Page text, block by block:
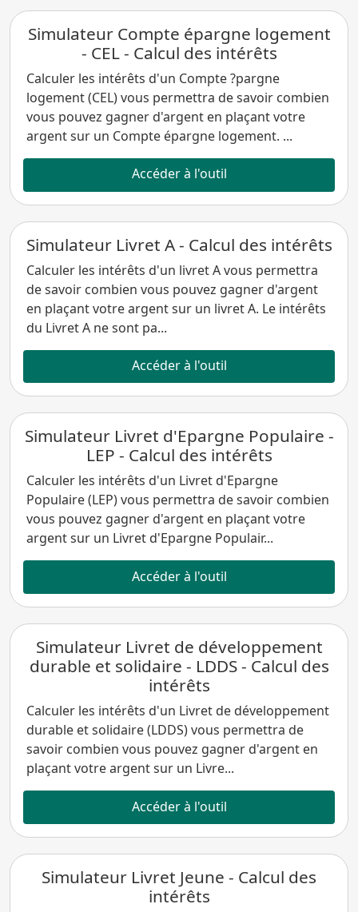
Simulateur Compte épargne logement
- CEL - Calcul des intérêts
Calculer les intérêts d'un Compte ?pargne
logement (CEL) vous permettra de savoir combien
vous pouvez gagner d'argent en plaçant votre
argent sur un Compte épargne logement. ...
Accéder à l'outil
Simulateur Livret A - Calcul des intérêts
Calculer les intérêts d'un livret A vous permettra
de savoir combien vous pouvez gagner d'argent
en plaçant votre argent sur un livret A. Le intérêts
du Livret A ne sont pa...
Accéder à l'outil
Simulateur Livret d'Epargne Populaire -
LEP - Calcul des intérêts
Calculer les intérêts d'un Livret d'Epargne
Populaire (LEP) vous permettra de savoir combien
vous pouvez gagner d'argent en plaçant votre
argent sur un Livret d'Epargne Populair...
Accéder à l'outil
Simulateur Livret de développement
durable et solidaire - LDDS - Calcul des
intérêts
Calculer les intérêts d'un Livret de développement
durable et solidaire (LDDS) vous permettra de
savoir combien vous pouvez gagner d'argent en
plaçant votre argent sur un Livre...
Accéder à l'outil
Simulateur Livret Jeune - Calcul des
intérêts